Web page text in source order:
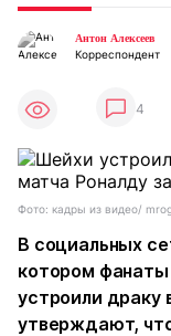
Антон Алексеев
Корреспондент
4
Фото: кадры из видео/
В социальных
котором
устроили драку
утверждают,